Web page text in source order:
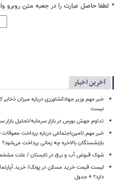
* لطفا حاصل عبارت را در جعبه متن روبرو
آخرین اخبار
خبر مهم وزیر جهادکشاورزی درباره میزان
نیست
تداوم جهش بورس در بازار سرمایه/تحلیل بازار سهام امروز
خبر مهم تامین‌اجتماعی درباره پرداخت
بازنشستگان بالاخره چه زمانی پرداخت می‌شود؟
شوک قبوض آب و برق در تابستان / علت
دارد؟ + جدول